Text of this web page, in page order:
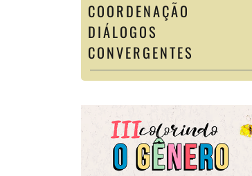
COORDENAÇÃO
DIÁLOGOS
CONVERGENTES